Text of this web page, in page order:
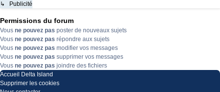
↳ Publicité
Permissions du forum
Vous ne pouvez pas poster de nouveaux sujets
Vous ne pouvez pas répondre aux sujets
Vous ne pouvez pas modifier vos messages
Vous ne pouvez pas supprimer vos messages
Vous ne pouvez pas joindre des fichiers
Accueil
Delta Island
Supprimer les cookies